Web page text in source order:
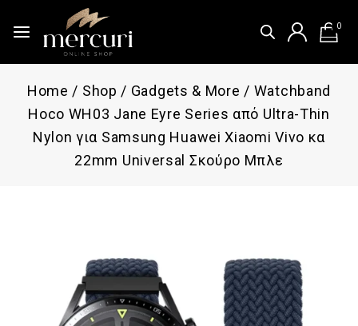
0
Home / Shop / Gadgets & More / Watchband
Hoco WH03 Jane Eyre Series από Ultra-Thin
Nylon για Samsung Huawei Xiaomi Vivo κα
22mm Universal Σκούρο Μπλε